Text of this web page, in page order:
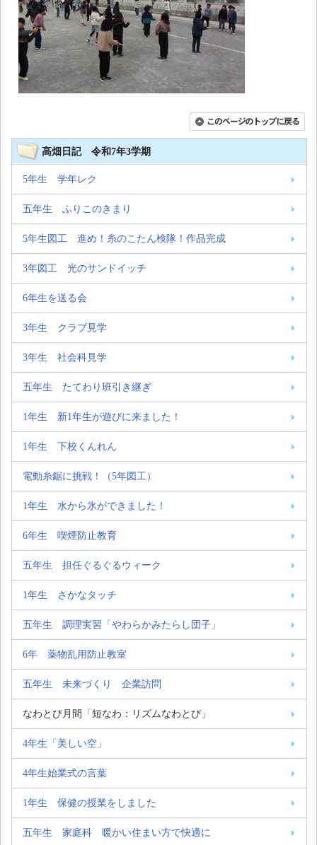
高畑日記 令和7年3学期
5年生 学年レク
五年生 ふりこのきまり
5年生図工 進め！糸のこたん検隊！作品完成
3年図工 光のサンドイッチ
6年生を送る会
3年生 クラブ見学
3年生 社会科見学
五年生 たてわり班引き継ぎ
1年生 新1年生が遊びに来ました！
1年生 下校くんれん
電動糸鋸に挑戦！（5年図工）
1年生 水から氷ができました！
6年生 喫煙防止教育
五年生 担任ぐるぐるウィーク
1年生 さかなタッチ
五年生 調理実習「やわらかみたらし団子」
6年 薬物乱用防止教室
五年生 未来づくり 企業訪問
なわとび月間「短なわ：リズムなわとび」
4年生「美しい空」
4年生始業式の言葉
1年生 保健の授業をしました
五年生 家庭科 暖かい住まい方で快適に